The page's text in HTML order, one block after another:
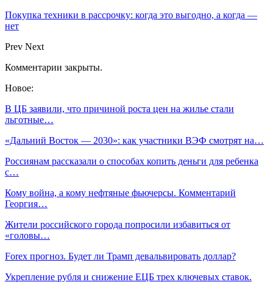
Покупка техники в рассрочку: когда это выгодно, а когда —
нет
Prev Next
Комментарии закрыты.
Новое:
В ЦБ заявили, что причиной роста цен на жилье стали
льготные…
«Дальний Восток — 2030»: как участники ВЭФ смотрят на…
Россиянам рассказали о способах копить деньги для ребенка
с…
Кому война, а кому нефтяные фьючерсы. Комментарий
Георгия…
Жители российского города попросили избавиться от
«головы…
Forex прогноз. Будет ли Трамп девальвировать доллар?
Укрепление рубля и снижение ЕЦБ трех ключевых ставок.